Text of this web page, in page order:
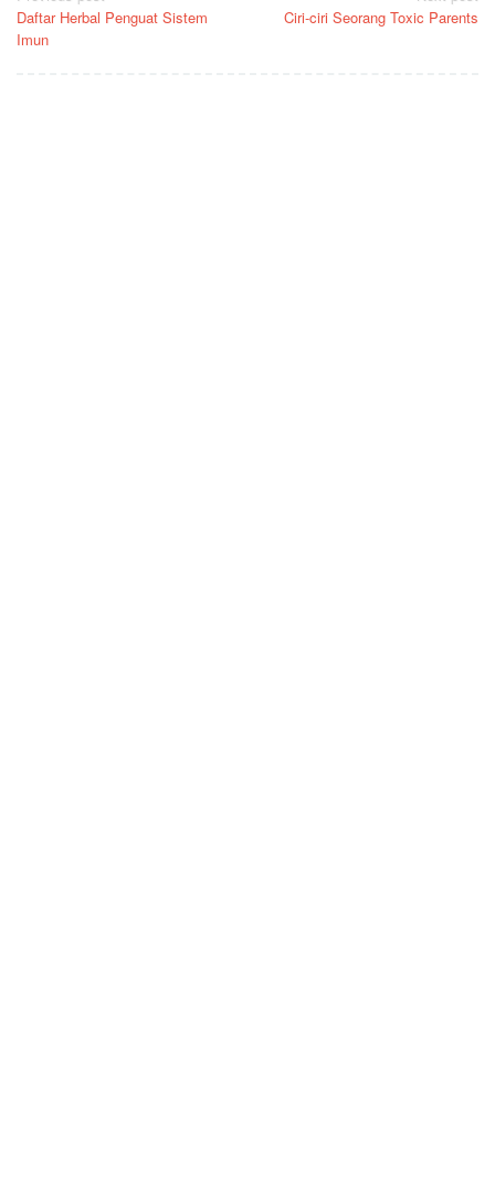
navigation
Daftar Herbal Penguat Sistem
Imun
Ciri-ciri Seorang Toxic Parents